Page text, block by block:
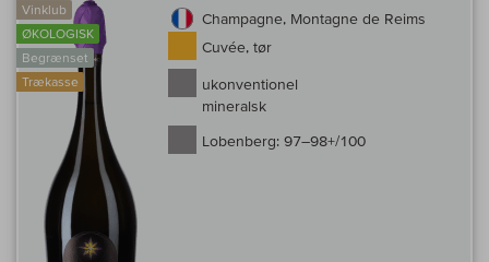
Vinklub
ØKOLOGISK
Begrænset
Trækasse
Champagne, Montagne de Reims
Cuvée, tør
ukonventionel
mineralsk
Lobenberg: 97–98+/100